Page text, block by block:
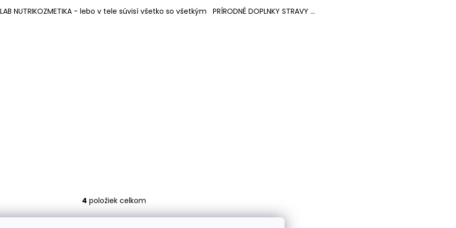
NUTRIKOZMETIKA - lebo v tele súvisí všetko so všetkým PRÍRODNÉ DOPLNKY STRAVY ...
O
v
4 položiek celkom